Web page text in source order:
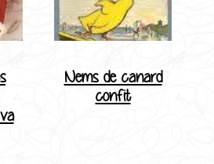
Nems de canard
confit